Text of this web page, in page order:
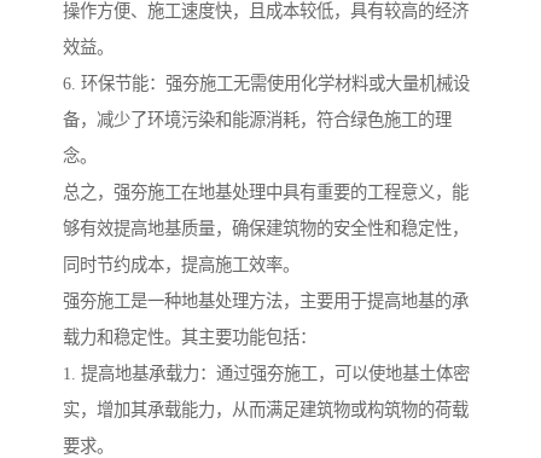
操作方便、施工速度快，且成本较低，具有较高的经济
效益。
6. 环保节能：强夯施工无需使用化学材料或大量机械设
备，减少了环境污染和能源消耗，符合绿色施工的理
念。
总之，强夯施工在地基处理中具有重要的工程意义，能
够有效提高地基质量，确保建筑物的安全性和稳定性，
同时节约成本，提高施工效率。
强夯施工是一种地基处理方法，主要用于提高地基的承
载力和稳定性。其主要功能包括：
1. 提高地基承载力：通过强夯施工，可以使地基土体密
实，增加其承载能力，从而满足建筑物或构筑物的荷载
要求。